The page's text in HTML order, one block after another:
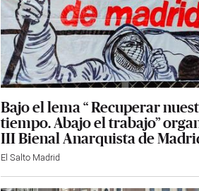
Bajo el lema “ Recuperar
tiempo. Abajo el trabajo”
III Bienal Anarquista de
El Salto Madrid